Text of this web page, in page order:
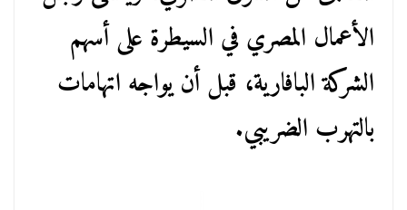
الأعمال المصري في السيطرة على أسهم
الشركة البافارية، قبل أن يواجه اتهامات
بالتهرب الضريبي.